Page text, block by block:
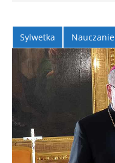
Sylwetka Nauczanie